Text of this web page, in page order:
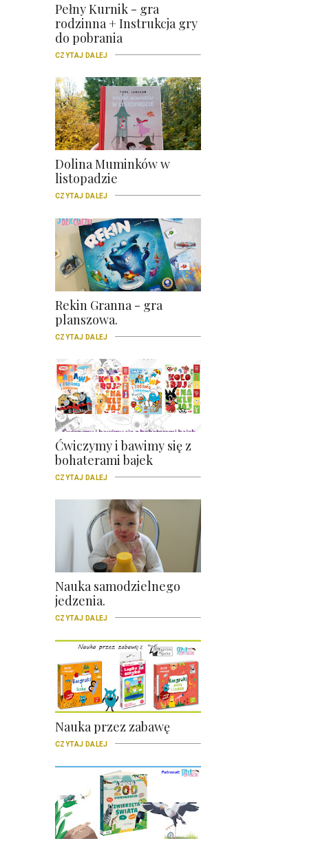
Pełny Kurnik - gra
rodzinna + Instrukcja gry
do pobrania
CZYTAJ DALEJ
Dolina Muminków w
listopadzie
CZYTAJ DALEJ
Rekin Granna - gra
planszowa.
CZYTAJ DALEJ
Ćwiczymy i bawimy się z
bohaterami bajek
CZYTAJ DALEJ
Nauka samodzielnego
jedzenia.
CZYTAJ DALEJ
Nauka przez zabawę
CZYTAJ DALEJ